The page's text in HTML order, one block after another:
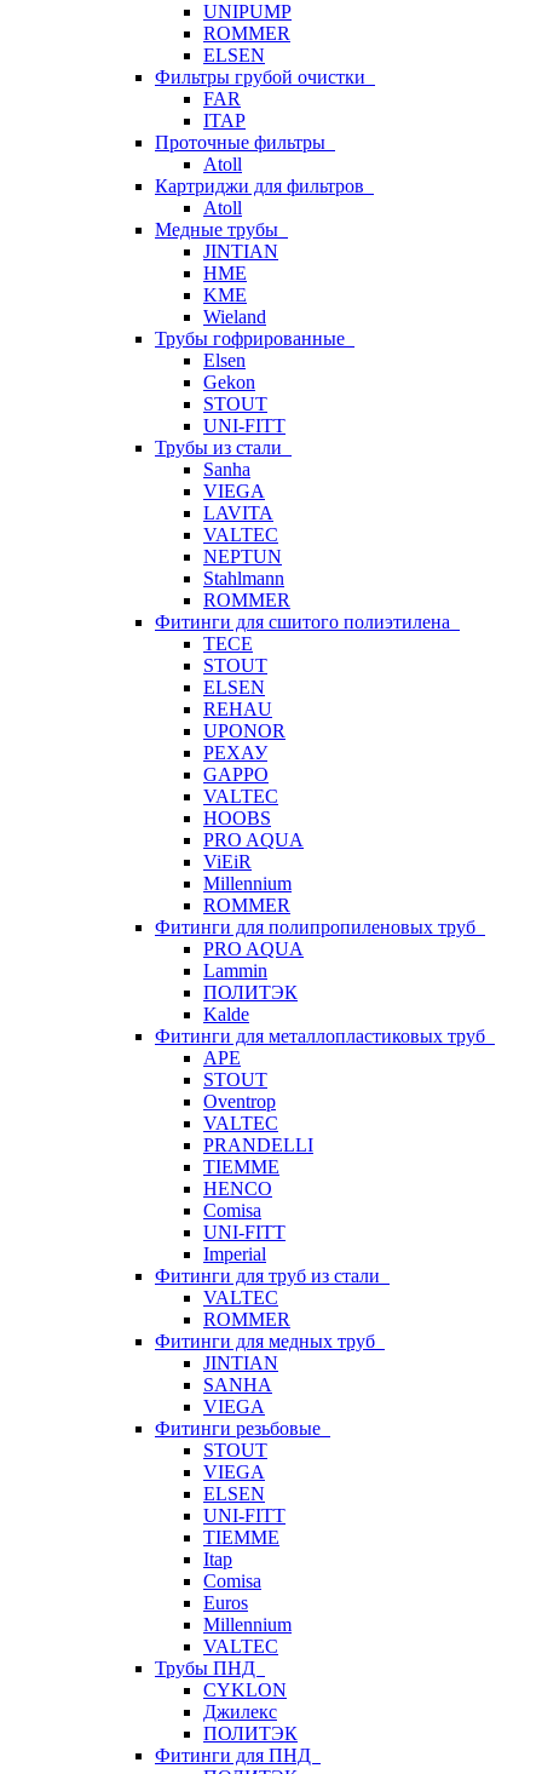
UNIPUMP
ROMMER
ELSEN
Фильтры грубой очистки
FAR
ITAP
Проточные фильтры
Atoll
Картриджи для фильтров
Atoll
Медные трубы
JINTIAN
HME
KME
Wieland
Трубы гофрированные
Elsen
Gekon
STOUT
UNI-FITT
Трубы из стали
Sanha
VIEGA
LAVITA
VALTEC
NEPTUN
Stahlmann
ROMMER
Фитинги для сшитого полиэтилена
TECE
STOUT
ELSEN
REHAU
UPONOR
РЕХАУ
GAPPO
VALTEC
HOOBS
PRO AQUA
ViEiR
Millennium
ROMMER
Фитинги для полипропиленовых труб
PRO AQUA
Lammin
ПОЛИТЭК
Kalde
Фитинги для металлопластиковых труб
APE
STOUT
Oventrop
VALTEC
PRANDELLI
TIEMME
HENCO
Comisa
UNI-FITT
Imperial
Фитинги для труб из стали
VALTEC
ROMMER
Фитинги для медных труб
JINTIAN
SANHA
VIEGA
Фитинги резьбовые
STOUT
VIEGA
ELSEN
UNI-FITT
TIEMME
Itap
Comisa
Euros
Millennium
VALTEC
Трубы ПНД
CYKLON
Джилекс
ПОЛИТЭК
Фитинги для ПНД